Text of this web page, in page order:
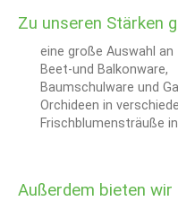
Zu unseren Stärken
eine große Auswahl
Beet-und Balkonware,
Baumschulware und
Orchideen in
Frischblumensträuße
Außerdem bieten wir